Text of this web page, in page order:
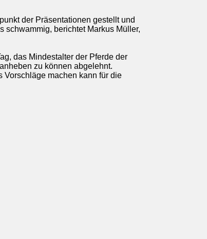
der Präsentationen gestellt und
schwammig, berichtet Markus Müller,
das Mindestalter der Pferde der
zu können abgelehnt.
Vorschläge machen kann für die